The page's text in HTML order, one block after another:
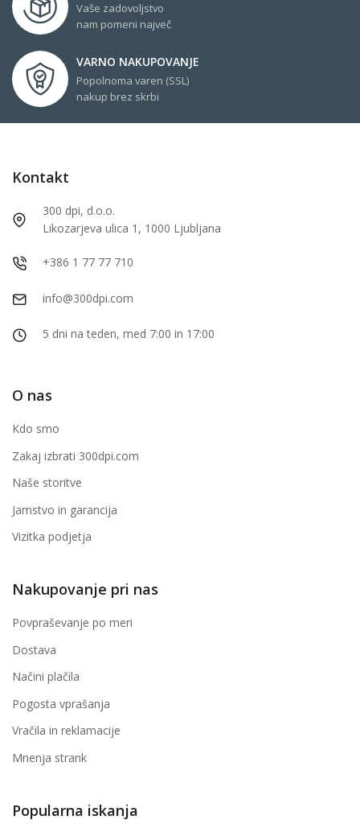
Vaše zadovoljstvo
nam pomeni največ
VARNO NAKUPOVANJE
Popolnoma varen (SSL)
nakup brez skrbi
Kontakt
300 dpi, d.o.o.
Likozarjeva ulica 1, 1000 Ljubljana
+386 1 77 77 710
info@300dpi.com
5 dni na teden, med 7:00 in 17:00
O nas
Kdo smo
Zakaj izbrati 300dpi.com
Naše storitve
Jamstvo in garancija
Vizitka podjetja
Nakupovanje pri nas
Povpraševanje po meri
Dostava
Načini plačila
Pogosta vprašanja
Vračila in reklamacije
Mnenja strank
Popularna iskanja